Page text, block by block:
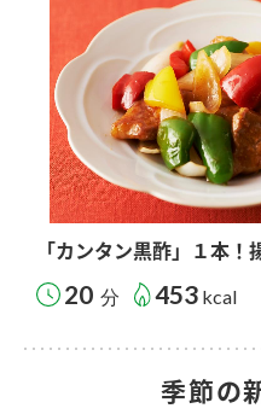
「カンタン黒酢」１本！
20 分 453 kcal
季節の